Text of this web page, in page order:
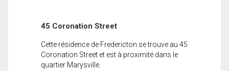
45 Coronation Street
Cette résidence de Fredericton se trouve au 45
Coronation Street et est à proximité dans le
quartier Marysville.